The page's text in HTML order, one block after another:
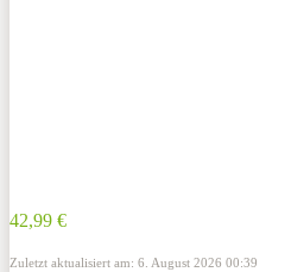
42,99 €
Zuletzt aktualisiert am: 6. August 2026 00:39